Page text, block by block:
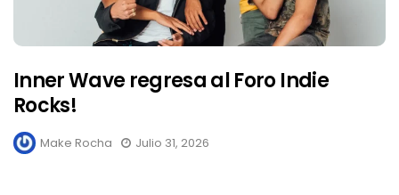
Inner Wave regresa al Foro Indie
Rocks!
Make Rocha Julio 31, 2026